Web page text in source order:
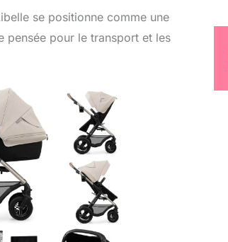
se positionne comme une
pensée pour le transport et les